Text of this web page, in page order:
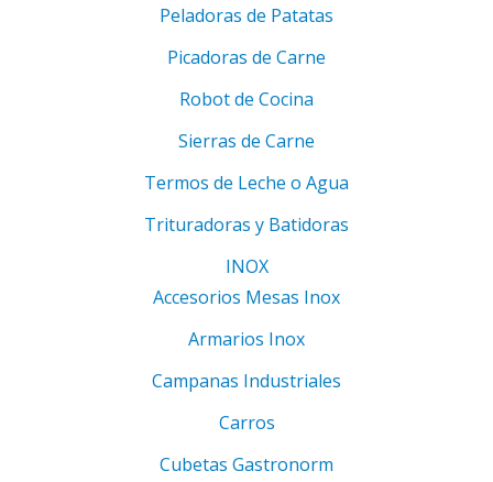
Peladoras de Patatas
Picadoras de Carne
Robot de Cocina
Sierras de Carne
Termos de Leche o Agua
Trituradoras y Batidoras
INOX
Accesorios Mesas Inox
Armarios Inox
Campanas Industriales
Carros
Cubetas Gastronorm